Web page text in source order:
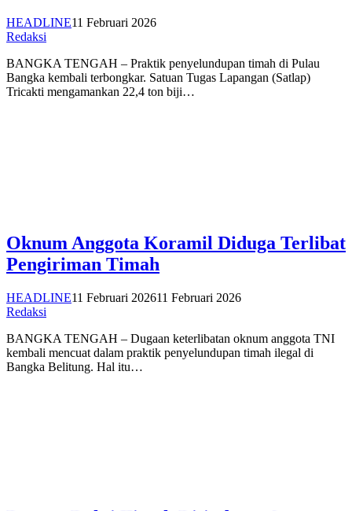
HEADLINE11 Februari 2026
Redaksi
BANGKA TENGAH – Praktik penyelundupan timah di Pulau
Bangka kembali terbongkar. Satuan Tugas Lapangan (Satlap)
Tricakti mengamankan 22,4 ton biji…
Oknum Anggota Koramil Diduga Terlibat
Pengiriman Timah
HEADLINE11 Februari 202611 Februari 2026
Redaksi
BANGKA TENGAH – Dugaan keterlibatan oknum anggota TNI
kembali mencuat dalam praktik penyelundupan timah ilegal di
Bangka Belitung. Hal itu…